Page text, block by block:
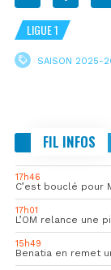
LIGUE 1
SAISON 2025-
FIL INFOS
17h46
C’est bouclé pour
17h01
L’OM relance une
15h49
Benatia en remet